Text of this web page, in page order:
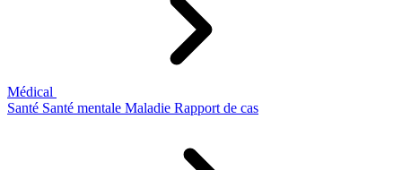
Médical
Santé Santé mentale Maladie Rapport de cas